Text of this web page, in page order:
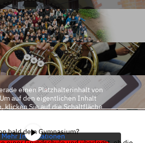
einen Platzhalterinhalt von
auf den eigentlichen Inhalt
klicken Sie auf die Schaltfläche
Mehr Informationen
bald dein Gymnasium?